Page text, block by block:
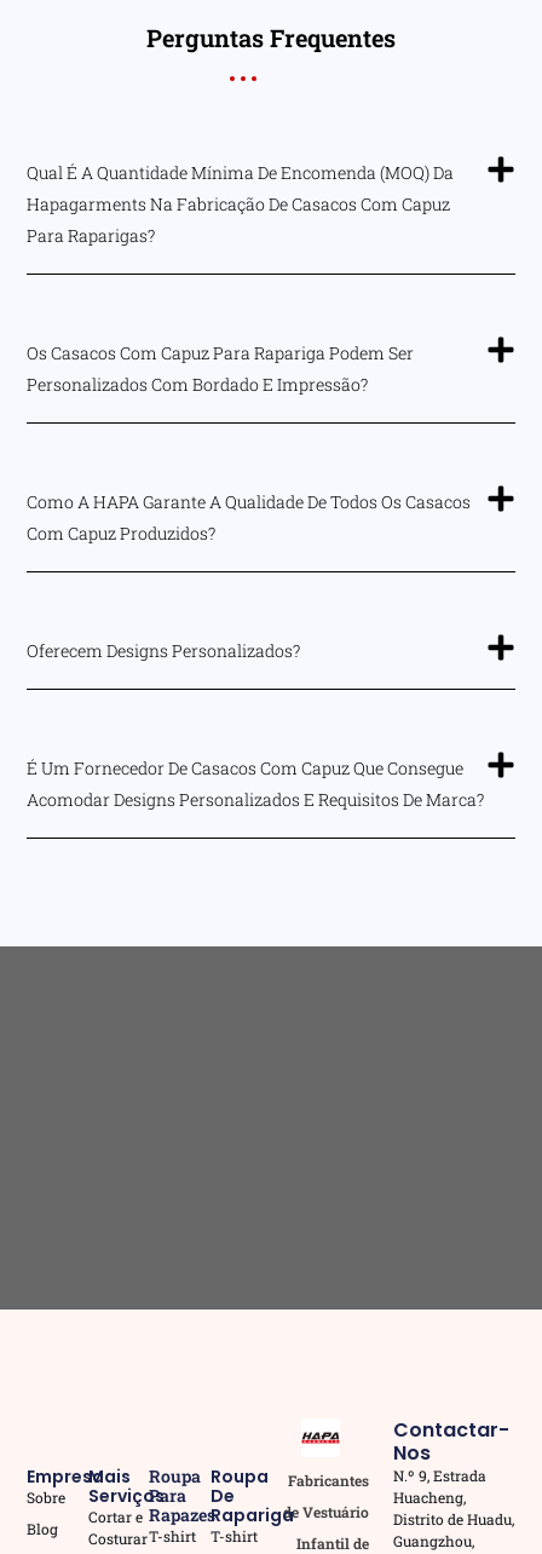
Perguntas Frequentes
Qual É A Quantidade Mínima De Encomenda (MOQ) Da
Hapagarments Na Fabricação De Casacos Com Capuz
Para Raparigas?
Os Casacos Com Capuz Para Rapariga Podem Ser
Personalizados Com Bordado E Impressão?
Como A HAPA Garante A Qualidade De Todos Os Casacos
Com Capuz Produzidos?
Oferecem Designs Personalizados?
É Um Fornecedor De Casacos Com Capuz Que Consegue
Acomodar Designs Personalizados E Requisitos De Marca?
Fabricantes
de Vestuário
Infantil de
Roupa
De
Rapariga
T-shirt
Roupa
Para
Rapazes
T-shirt
Mais
Serviços
Cortar e
Costurar
Empresa
Sobre
Blog
Contactar-
Nos
N.º 9, Estrada
Huacheng,
Distrito de Huadu,
Guangzhou,